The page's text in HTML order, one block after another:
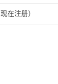
现在注册）